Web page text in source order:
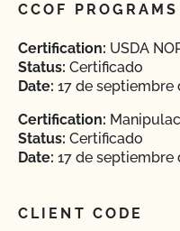
CCOF PROGRAMS
Certification: USDA
Status: Certificado
Date: 17 de septiembre
Certification:
Status: Certificado
Date: 17 de septiembre
CLIENT CODE